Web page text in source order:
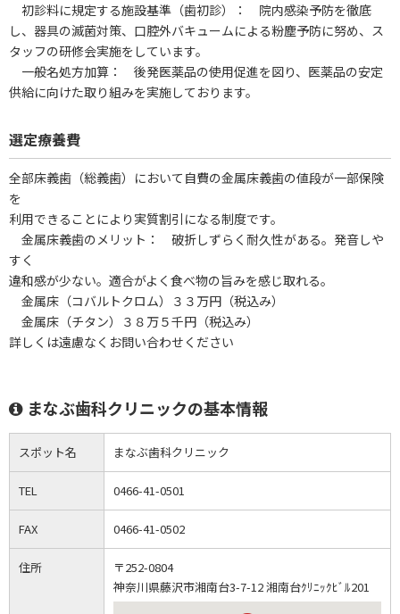
初診料に規定する施設基準（歯初診）： 院内感染予防を徹底
し、器具の滅菌対策、口腔外バキュームによる粉塵予防に努め、ス
タッフの研修会実施をしています。
一般名処方加算： 後発医薬品の使用促進を図り、医薬品の安定
供給に向けた取り組みを実施しております。
選定療養費
全部床義歯（総義歯）において自費の金属床義歯の値段が一部保険
を
利用できることにより実質割引になる制度です。
金属床義歯のメリット： 破折しずらく耐久性がある。発音しや
すく
違和感が少ない。適合がよく食べ物の旨みを感じ取れる。
金属床（コバルトクロム）３３万円（税込み）
金属床（チタン）３８万５千円（税込み）
詳しくは遠慮なくお問い合わせください
まなぶ歯科クリニックの基本情報
スポット名 まなぶ歯科クリニック
TEL 0466-41-0501
FAX 0466-41-0502
住所
〒252-0804
神奈川県藤沢市湘南台3-7-12 湘南台ｸﾘﾆｯｸﾋﾞﾙ201